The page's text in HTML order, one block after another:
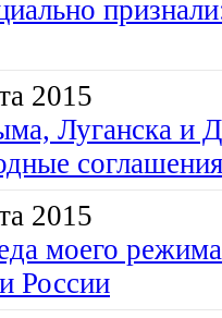
2015
Луганска и
2015
моего
России